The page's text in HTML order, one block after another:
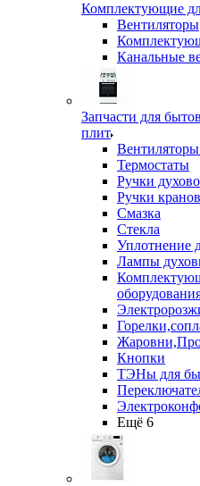
Комплектующие
Вентиляторы
Канальные
Запчасти для
плит
Термостаты
Ручки
Ручки
Смазка
Стекла
Уплотнение
Лампы
Кнопки
ТЭНы для
Ещё 6